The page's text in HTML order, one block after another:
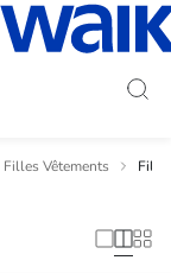
Filles Vêtements